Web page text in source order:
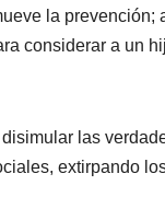
la
considerar a un
las
extirpando